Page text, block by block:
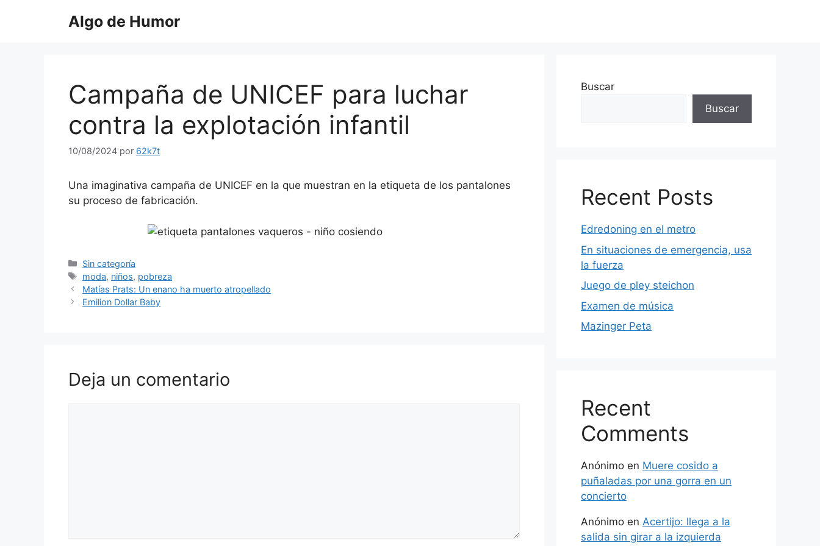
Algo de Humor
Campaña de UNICEF para luchar
contra la explotación infantil
10/08/2024 por 62k7t
Una imaginativa campaña de UNICEF en la que muestran en la etiqueta de los pantalones
su proceso de fabricación.
Categorías
Sin categoría
Etiquetas
moda, niños, pobreza
Matías Prats: Un enano ha muerto atropellado
Emilion Dollar Baby
Deja un comentario
Buscar
Buscar
Recent Posts
Edredoning en el metro
En situaciones de emergencia, usa
la fuerza
Juego de pley steichon
Examen de música
Mazinger Peta
Recent
Comments
Anónimo en Muere cosido a
puñaladas por una gorra en un
concierto
Anónimo en Acertijo: llega a la
salida sin girar a la izquierda